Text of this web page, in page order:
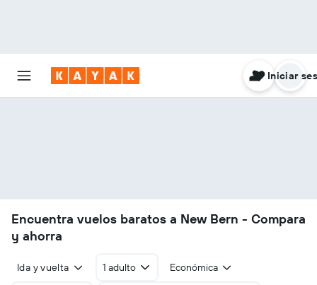
Iniciar
Encuentra vuelos baratos a New Bern - Compara
y ahorra
Ida y vuelta 1 adulto Económica